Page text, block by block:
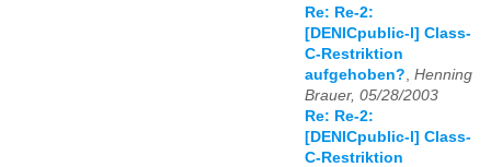
Re: Re-2:
[DENICpublic-l] Class-
C-Restriktion
aufgehoben? Henning
Brauer, 05/28/2003
Re: Re-2:
[DENICpublic-l] Class-
C-Restriktion